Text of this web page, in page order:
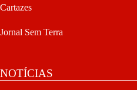
Cartazes
Jornal Sem Terra
NOTÍCIAS